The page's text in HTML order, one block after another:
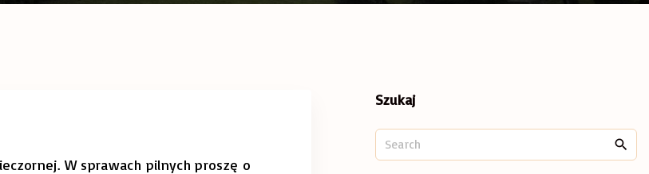
W sprawach pilnych proszę o
Szukaj
e